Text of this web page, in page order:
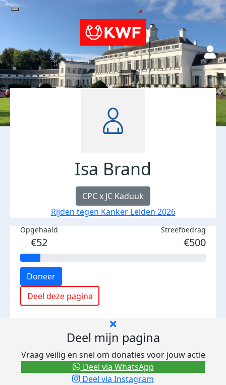
Isa Brand
CPC x JC Kaduuk
Rijden tegen Kanker Leiden 2026
Opgehaald
€52
Streefbedrag
€500
Doneer
Deel deze pagina
Deel mijn pagina
Vraag veilig en snel om donaties voor jouw actie
Deel via Instagram
Deel via WhatsApp